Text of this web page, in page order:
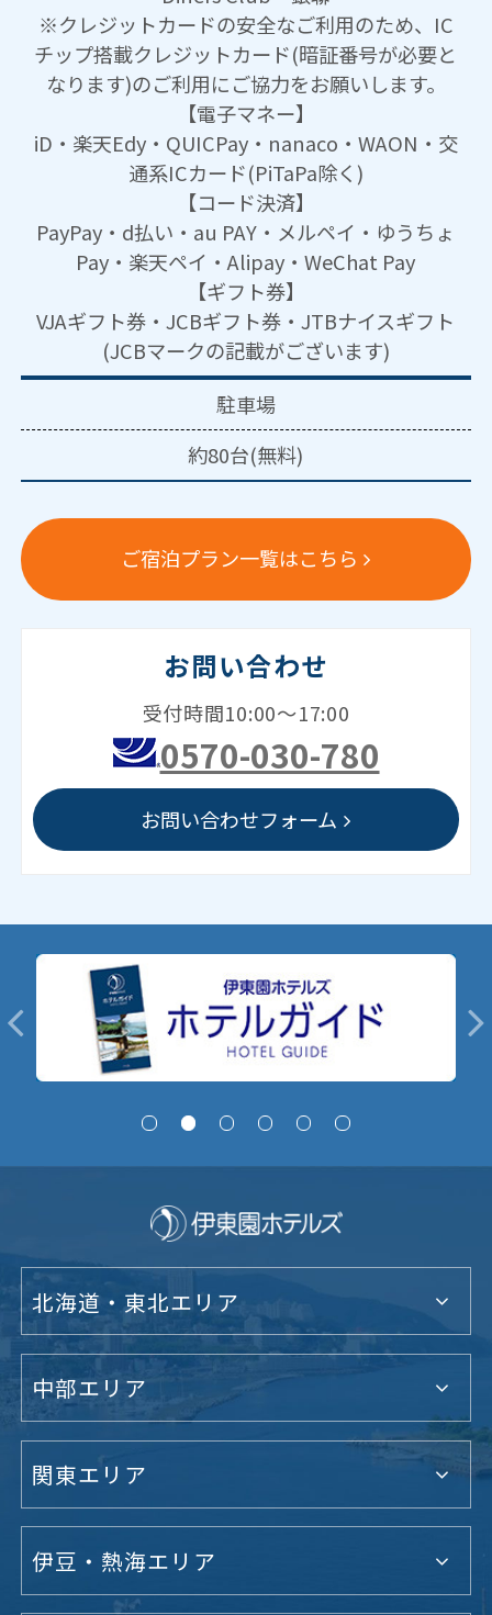
※クレジットカードの安全なご利用のため、IC
チップ搭載クレジットカード(暗証番号が必要と
なります)のご利用にご協力をお願いします。
【電子マネー】
iD・楽天Edy・QUICPay・nanaco・WAON・交
通系ICカード(PiTaPa除く)
【コード決済】
PayPay・d払い・au PAY・メルペイ・ゆうちょ
Pay・楽天ペイ・Alipay・WeChat Pay
【ギフト券】
VJAギフト券・JCBギフト券・JTBナイスギフト
(JCBマークの記載がございます)
駐車場
約80台(無料)
ご宿泊プラン一覧はこちら
お問い合わせ
受付時間10:00～17:00
0570-030-780
お問い合わせフォーム
北海道・東北エリア
中部エリア
関東エリア
伊豆・熱海エリア